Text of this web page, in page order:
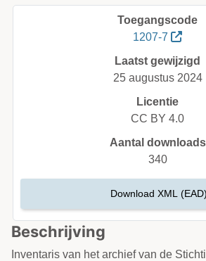
Beschrijving
Inventaris van het archief van de
Toegangscode
1207-7
Laatst gewijzigd
25 augustus 2024
Licentie
CC BY 4.0
Aantal downloads
340
Download XML (EAD)